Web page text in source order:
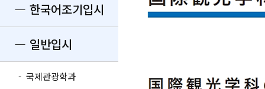
― 한국어조기입시
― 일반입시
- 국제관광학과